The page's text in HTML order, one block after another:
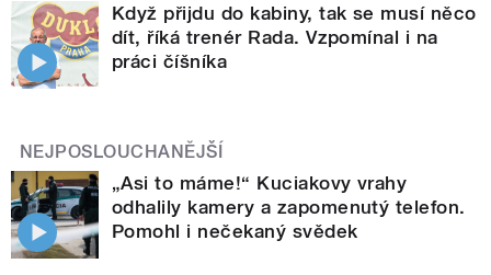
Když přijdu do kabiny, tak se musí něco
dít, říká trenér Rada. Vzpomínal i na
práci číšníka
NEJPOSLOUCHANĚJŠÍ
„Asi to máme!“ Kuciakovy vrahy
odhalily kamery a zapomenutý telefon.
Pomohl i nečekaný svědek